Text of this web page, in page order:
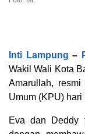
Inti Lampung –
Wakil Wali Kota
Amarullah,
Umum (KPU)
Eva dan Deddy